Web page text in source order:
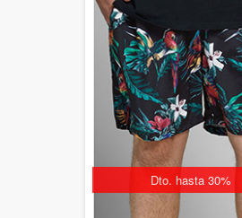
Dto. hasta 30%